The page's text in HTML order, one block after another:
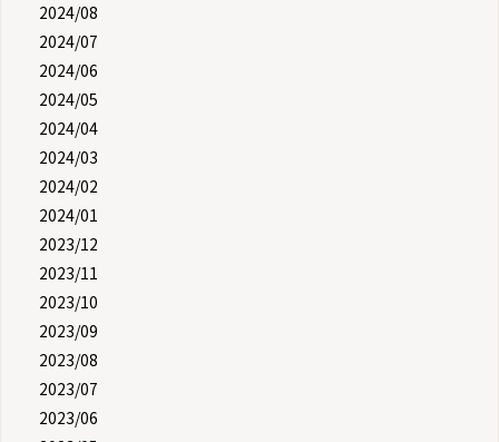
2024/08
2024/07
2024/06
2024/05
2024/04
2024/03
2024/02
2024/01
2023/12
2023/11
2023/10
2023/09
2023/08
2023/07
2023/06